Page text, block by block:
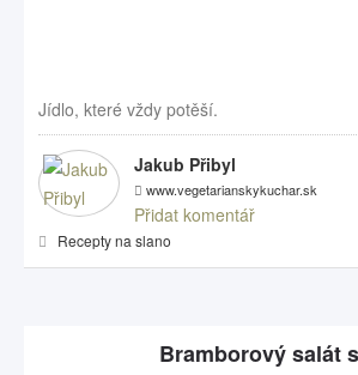
Jídlo, které vždy potěší.
Jakub Přibyl
www.vegetarianskykuchar.sk
Přidat komentář
Recepty na slano
Bramborový salát